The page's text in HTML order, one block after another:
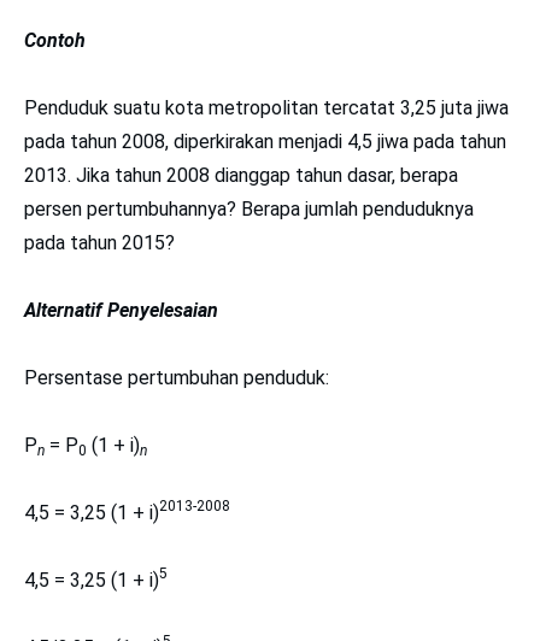
Contoh
Penduduk suatu kota metropolitan tercatat 3,25 juta jiwa
pada tahun 2008, diperkirakan menjadi 4,5 jiwa pada tahun
2013. Jika tahun 2008 dianggap tahun dasar, berapa
persen pertumbuhannya? Berapa jumlah penduduknya
pada tahun 2015?
Alternatif Penyelesaian
Persentase pertumbuhan penduduk:
Pn = P0 (1 + i)n
4,5 = 3,25 (1 + i)2013-2008
4,5 = 3,25 (1 + i)5